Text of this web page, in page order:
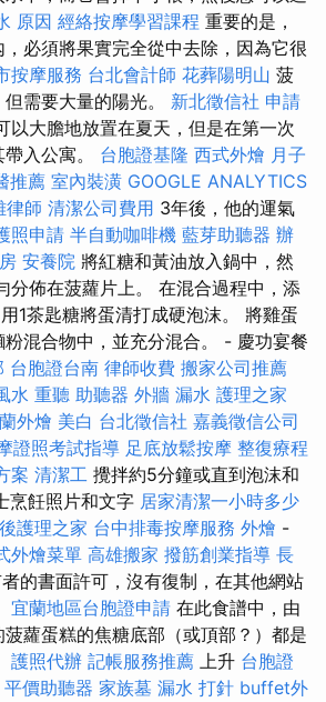
原因 經絡按摩學習課程 重要的是，
必須將果實完全從中去除，因為它很
按摩服務 台北會計師 花葬陽明山 菠
需要大量的陽光。 新北徵信社 申請
以大膽地放置在夏天，但是在第一次
入公寓。 台胞證基隆 西式外燴 月子
推薦 室內裝潢 GOOGLE ANALYTICS
律師 清潔公司費用 3年後，他的運氣
照申請 半自動咖啡機 藍芽助聽器 辦
安養院 將紅糖和黃油放入鍋中，然
分佈在菠蘿片上。 在混合過程中，添
1茶匙糖將蛋清打成硬泡沫。 將雞蛋
混合物中，並充分混合。 - 慶功宴餐
台胞證台南 律師收費 搬家公司推薦
水 重聽 助聽器 外牆 漏水 護理之家
外燴 美白 台北徵信社 嘉義徵信公司
證照考試指導 足底放鬆按摩 整復療程
案 清潔工 攪拌約5分鐘或直到泡沫和
烹飪照片和文字 居家清潔一小時多少
護理之家 台中排毒按摩服務 外燴 -
外燴菜單 高雄搬家 撥筋創業指導 長
的書面許可，沒有復制，在其他網站
宜蘭地區台胞證申請 在此食譜中，由
蘿蛋糕的焦糖底部（或頂部？）都是
護照代辦 記帳服務推薦 上升 台胞證
平價助聽器 家族墓 漏水 打針 buffet外